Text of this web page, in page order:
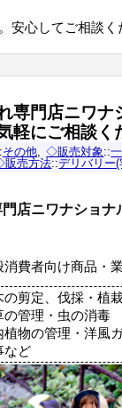
安心してご相談く
専門店ニワ
軽にご相談く
その他 ◇販売対象 ::
売方法::デリバリー(
店ニワナショナ
消費者向け商品・
の剪定、伐採・植
の管理・虫の消毒
植物の管理・洋風
など